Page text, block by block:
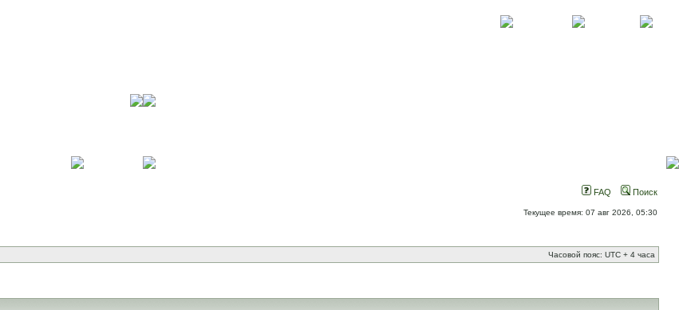
FAQ Поиск
Текущее время: 07 авг 2026, 05:30
Часовой пояс: UTC + 4 часа